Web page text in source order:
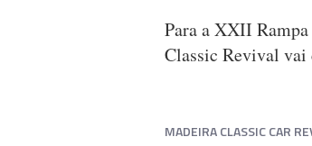
Para a XXII
Classic Revival vai
MADEIRA CLASSIC CAR